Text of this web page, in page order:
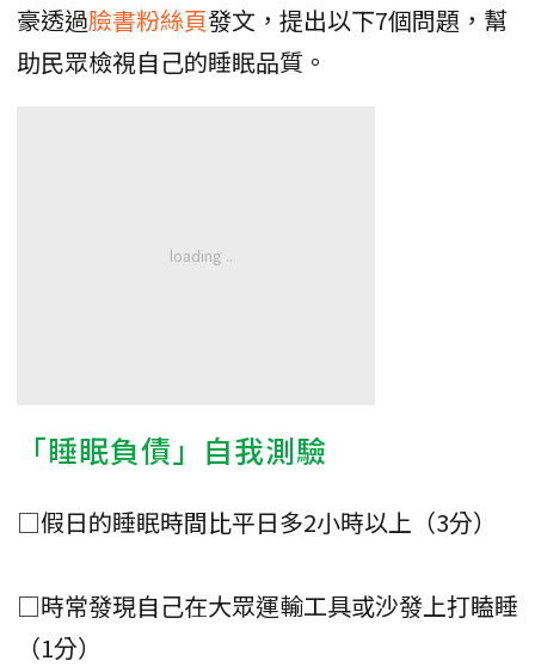
豪透過臉書粉絲頁發文，提出以下7個問題，幫
助民眾檢視自己的睡眠品質。
「睡眠負債」自我測驗
□假日的睡眠時間比平日多2小時以上（3分）
□時常發現自己在大眾運輸工具或沙發上打瞌睡
（1分）